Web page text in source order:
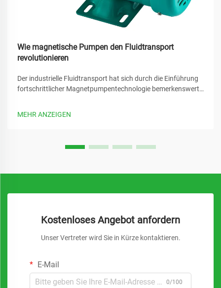
Wie magnetische Pumpen den Fluidtransport
revolutionieren
Der industrielle Fluidtransport hat sich durch die Einführung
fortschrittlicher Magnetpumpentechnologie bemerkenswert
MEHR ANZEIGEN
Kostenloses Angebot anfordern
Unser Vertreter wird Sie in Kürze kontaktieren.
E-Mail
0/100